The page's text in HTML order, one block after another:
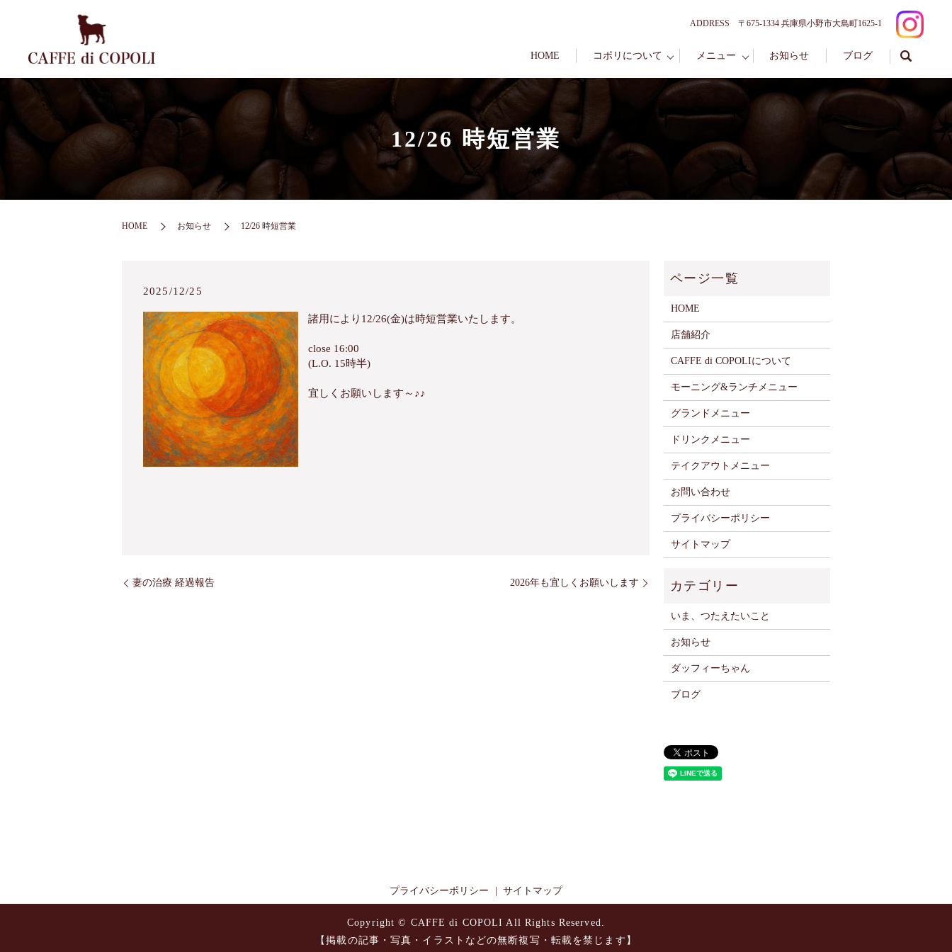
ADDRESS 〒675-1334 兵庫県小野市大島町1625-1
HOME コポリについて メニュー お知らせ ブログ
12/26 時短営業
HOME お知らせ 12/26 時短営業
2025/12/25
諸用により12/26(金)は時短営業いたします。
close 16:00
(L.O. 15時半)
宜しくお願いします～♪♪
妻の治療 経過報告 2026年も宜しくお願いします
HOME
店舗紹介
CAFFE di COPOLIについて
モーニング&ランチメニュー
グランドメニュー
ドリンクメニュー
テイクアウトメニュー
お問い合わせ
プライバシーポリシー
サイトマップ
いま、つたえたいこと
お知らせ
ダッフィーちゃん
ブログ
プライバシーポリシー サイトマップ
Copyright © CAFFE di COPOLI All Rights Reserved.
【掲載の記事・写真・イラストなどの無断複写・転載を禁じます】